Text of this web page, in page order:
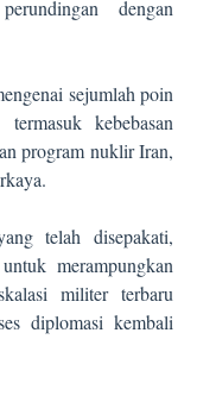
dengan
sejumlah poin
kebebasan
program nuklir Iran,
telah disepakati,
merampungkan
militer terbaru
diplomasi kembali